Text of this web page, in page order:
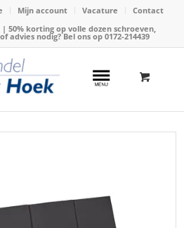
Mijn account Vacature
Contact
50% korting op volle dozen schroeven,
advies nodig? Bel ons op 0172-214439
/ Tuinkussens